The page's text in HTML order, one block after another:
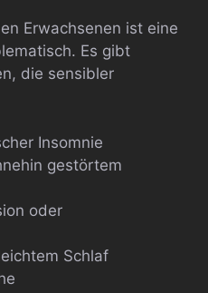
Erwachsenen ist eine
Es gibt
die sensibler
Insomnie
gestörtem
oder
Schlaf